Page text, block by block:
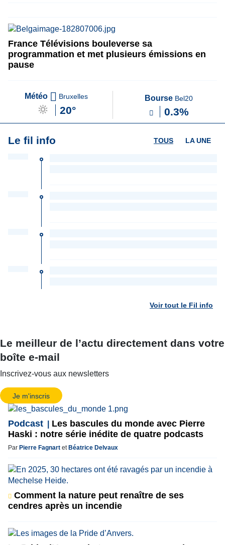
France Télévisions bouleverse sa
programmation et met plusieurs émissions en
pause
Météo Bruxelles
20°
Bourse Bel20
0.3%
Le fil info LA UNE
TOUS
Voir tout le Fil info
Le meilleur de l’actu directement dans votre
boîte e-mail
Inscrivez-vous aux newsletters
Je m'inscris
Podcast
Les bascules du monde avec Pierre
Haski : notre série inédite de quatre podcasts
Par Pierre Fagnart et Béatrice Delvaux
Comment la nature peut renaître de ses
cendres après un incendie